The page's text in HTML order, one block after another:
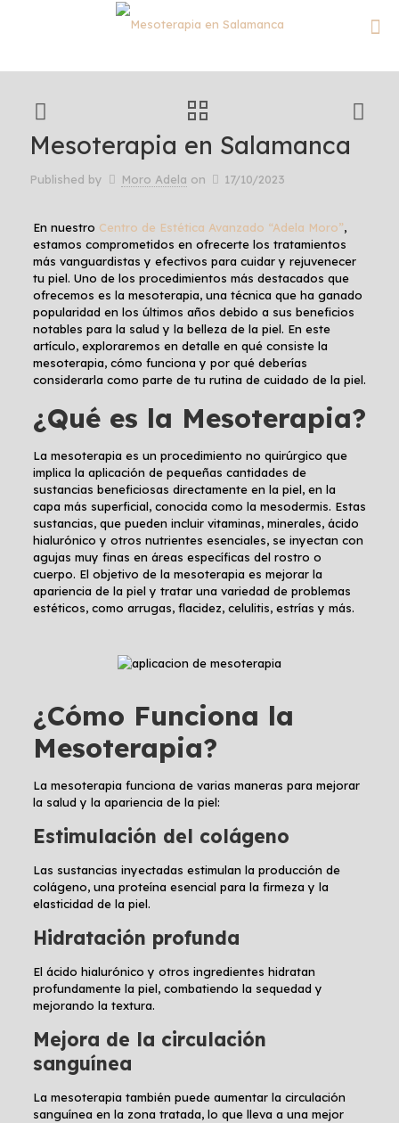
Mesoterapia en Salamanca
Published by Moro Adela on 17/10/2023
En nuestro Centro de Estética Avanzado “Adela Moro”,
estamos comprometidos en ofrecerte los tratamientos
más vanguardistas y efectivos para cuidar y rejuvenecer
tu piel. Uno de los procedimientos más destacados que
ofrecemos es la mesoterapia, una técnica que ha ganado
popularidad en los últimos años debido a sus beneficios
notables para la salud y la belleza de la piel. En este
artículo, exploraremos en detalle en qué consiste la
mesoterapia, cómo funciona y por qué deberías
considerarla como parte de tu rutina de cuidado de la piel.
¿Qué es la Mesoterapia?
La mesoterapia es un procedimiento no quirúrgico que
implica la aplicación de pequeñas cantidades de
sustancias beneficiosas directamente en la piel, en la
capa más superficial, conocida como la mesodermis. Estas
sustancias, que pueden incluir vitaminas, minerales, ácido
hialurónico y otros nutrientes esenciales, se inyectan con
agujas muy finas en áreas específicas del rostro o
cuerpo. El objetivo de la mesoterapia es mejorar la
apariencia de la piel y tratar una variedad de problemas
estéticos, como arrugas, flacidez, celulitis, estrías y más.
¿Cómo Funciona la
Mesoterapia?
La mesoterapia funciona de varias maneras para mejorar
la salud y la apariencia de la piel:
Estimulación del colágeno
Las sustancias inyectadas estimulan la producción de
colágeno, una proteína esencial para la firmeza y la
elasticidad de la piel.
Hidratación profunda
El ácido hialurónico y otros ingredientes hidratan
profundamente la piel, combatiendo la sequedad y
mejorando la textura.
Mejora de la circulación
sanguínea
La mesoterapia también puede aumentar la circulación
sanguínea en la zona tratada, lo que lleva a una mejor